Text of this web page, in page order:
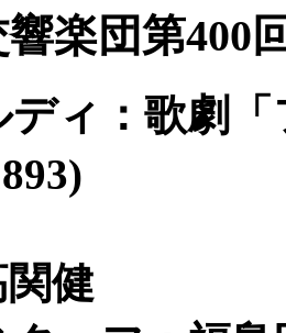
楽団第400
ディ：歌劇
健